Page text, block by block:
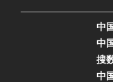
中
中
搜
中